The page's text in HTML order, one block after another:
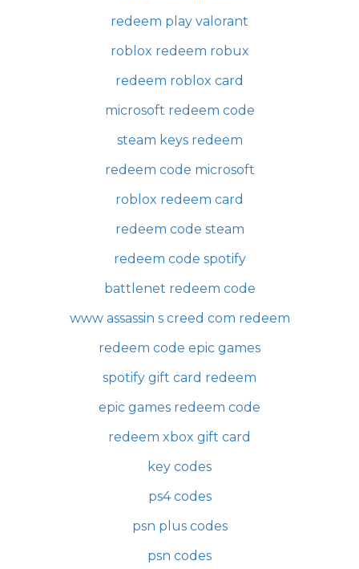
redeem play valorant
roblox redeem robux
redeem roblox card
microsoft redeem code
steam keys redeem
redeem code microsoft
roblox redeem card
redeem code steam
redeem code spotify
battlenet redeem code
www assassin s creed com redeem
redeem code epic games
spotify gift card redeem
epic games redeem code
redeem xbox gift card
key codes
ps4 codes
psn plus codes
psn codes